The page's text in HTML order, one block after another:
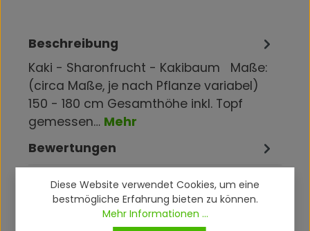
Beschreibung
Kaki - Sharonfrucht - Kakibaum Maße:
(circa Maße, je nach Pflanze variabel)
150 - 180 cm Gesamthöhe inkl. Topf
gemessen… Mehr
Bewertungen
Diese Website verwendet Cookies, um eine
bestmögliche Erfahrung bieten zu können.
Mehr Informationen ...